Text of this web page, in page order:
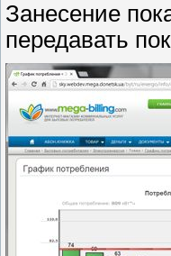
Занесение
передавать